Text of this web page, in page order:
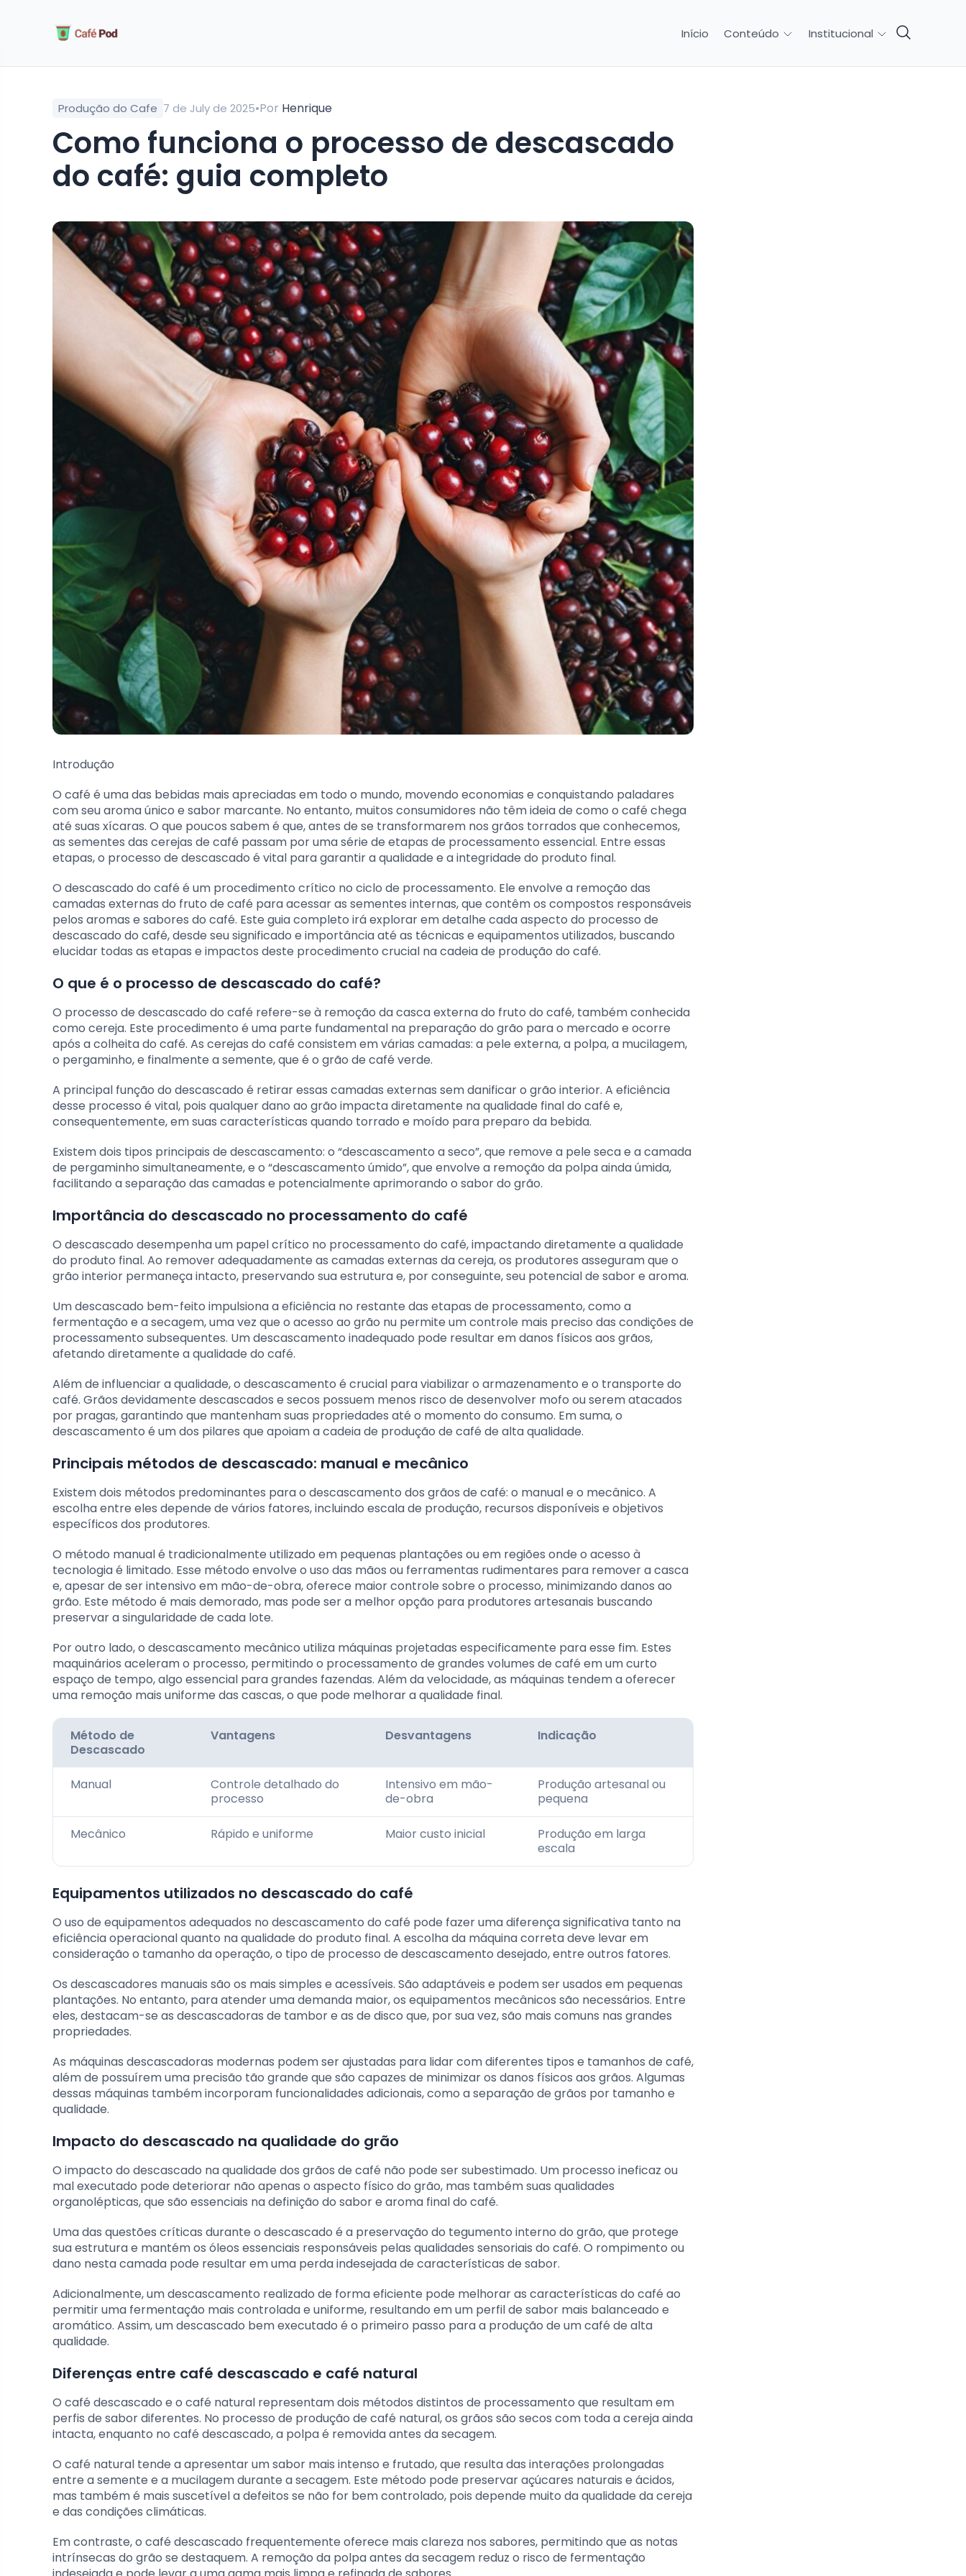
Início Conteúdo Institucional
Produção do Cafe 7 de July de 2025•Por Henrique
como funciona o processo de descascado
do café: guia completo
Introdução
O café é uma das bebidas mais apreciadas em todo o mundo, movendo economias e conquistando paladares
com seu aroma único e sabor marcante. No entanto, muitos consumidores não têm ideia de como o café chega
até suas xícaras. O que poucos sabem é que, antes de se transformarem nos grãos torrados que conhecemos,
as sementes das cerejas de café passam por uma série de etapas de processamento essencial. Entre essas
etapas, o processo de descascado é vital para garantir a qualidade e a integridade do produto final.
O descascado do café é um procedimento crítico no ciclo de processamento. Ele envolve a remoção das
camadas externas do fruto de café para acessar as sementes internas, que contêm os compostos responsáveis
pelos aromas e sabores do café. Este guia completo irá explorar em detalhe cada aspecto do processo de
descascado do café, desde seu significado e importância até as técnicas e equipamentos utilizados, buscando
elucidar todas as etapas e impactos deste procedimento crucial na cadeia de produção do café.
O que é o processo de descascado do café?
O processo de descascado do café refere-se à remoção da casca externa do fruto do café, também conhecida
como cereja. Este procedimento é uma parte fundamental na preparação do grão para o mercado e ocorre
após a colheita do café. As cerejas do café consistem em várias camadas: a pele externa, a polpa, a mucilagem,
o pergaminho, e finalmente a semente, que é o grão de café verde.
A principal função do descascado é retirar essas camadas externas sem danificar o grão interior. A eficiência
desse processo é vital, pois qualquer dano ao grão impacta diretamente na qualidade final do café e,
consequentemente, em suas características quando torrado e moído para preparo da bebida.
Existem dois tipos principais de descascamento: o “descascamento a seco”, que remove a pele seca e a camada
de pergaminho simultaneamente, e o “descascamento úmido”, que envolve a remoção da polpa ainda úmida,
facilitando a separação das camadas e potencialmente aprimorando o sabor do grão.
Importância do descascado no processamento do café
O descascado desempenha um papel crítico no processamento do café, impactando diretamente a qualidade
do produto final. Ao remover adequadamente as camadas externas da cereja, os produtores asseguram que o
grão interior permaneça intacto, preservando sua estrutura e, por conseguinte, seu potencial de sabor e aroma.
Um descascado bem-feito impulsiona a eficiência no restante das etapas de processamento, como a
fermentação e a secagem, uma vez que o acesso ao grão nu permite um controle mais preciso das condições de
processamento subsequentes. Um descascamento inadequado pode resultar em danos físicos aos grãos,
afetando diretamente a qualidade do café.
Além de influenciar a qualidade, o descascamento é crucial para viabilizar o armazenamento e o transporte do
café. Grãos devidamente descascados e secos possuem menos risco de desenvolver mofo ou serem atacados
por pragas, garantindo que mantenham suas propriedades até o momento do consumo. Em suma, o
descascamento é um dos pilares que apoiam a cadeia de produção de café de alta qualidade.
Principais métodos de descascado: manual e mecânico
Existem dois métodos predominantes para o descascamento dos grãos de café: o manual e o mecânico. A
escolha entre eles depende de vários fatores, incluindo escala de produção, recursos disponíveis e objetivos
específicos dos produtores.
O método manual é tradicionalmente utilizado em pequenas plantações ou em regiões onde o acesso à
tecnologia é limitado. Esse método envolve o uso das mãos ou ferramentas rudimentares para remover a casca
e, apesar de ser intensivo em mão-de-obra, oferece maior controle sobre o processo, minimizando danos ao
grão. Este método é mais demorado, mas pode ser a melhor opção para produtores artesanais buscando
preservar a singularidade de cada lote.
Por outro lado, o descascamento mecânico utiliza máquinas projetadas especificamente para esse fim. Estes
maquinários aceleram o processo, permitindo o processamento de grandes volumes de café em um curto
espaço de tempo, algo essencial para grandes fazendas. Além da velocidade, as máquinas tendem a oferecer
uma remoção mais uniforme das cascas, o que pode melhorar a qualidade final.
Método de
Descascado
Vantagens Desvantagens Indicação
Manual
Controle detalhado do
processo
Intensivo em mão-
de-obra
Produção artesanal ou
pequena
Mecânico Rápido e uniforme Maior custo inicial
Produção em larga
escala
Equipamentos utilizados no descascado do café
O uso de equipamentos adequados no descascamento do café pode fazer uma diferença significativa tanto na
eficiência operacional quanto na qualidade do produto final. A escolha da máquina correta deve levar em
consideração o tamanho da operação, o tipo de processo de descascamento desejado, entre outros fatores.
Os descascadores manuais são os mais simples e acessíveis. São adaptáveis e podem ser usados em pequenas
plantações. No entanto, para atender uma demanda maior, os equipamentos mecânicos são necessários. Entre
eles, destacam-se as descascadoras de tambor e as de disco que, por sua vez, são mais comuns nas grandes
propriedades.
As máquinas descascadoras modernas podem ser ajustadas para lidar com diferentes tipos e tamanhos de café,
além de possuírem uma precisão tão grande que são capazes de minimizar os danos físicos aos grãos. Algumas
dessas máquinas também incorporam funcionalidades adicionais, como a separação de grãos por tamanho e
qualidade.
Impacto do descascado na qualidade do grão
O impacto do descascado na qualidade dos grãos de café não pode ser subestimado. Um processo ineficaz ou
mal executado pode deteriorar não apenas o aspecto físico do grão, mas também suas qualidades
organolépticas, que são essenciais na definição do sabor e aroma final do café.
Uma das questões críticas durante o descascado é a preservação do tegumento interno do grão, que protege
sua estrutura e mantém os óleos essenciais responsáveis pelas qualidades sensoriais do café. O rompimento ou
dano nesta camada pode resultar em uma perda indesejada de características de sabor.
Adicionalmente, um descascamento realizado de forma eficiente pode melhorar as características do café ao
permitir uma fermentação mais controlada e uniforme, resultando em um perfil de sabor mais balanceado e
aromático. Assim, um descascado bem executado é o primeiro passo para a produção de um café de alta
qualidade.
Diferenças entre café descascado e café natural
O café descascado e o café natural representam dois métodos distintos de processamento que resultam em
perfis de sabor diferentes. No processo de produção de café natural, os grãos são secos com toda a cereja ainda
intacta, enquanto no café descascado, a polpa é removida antes da secagem.
O café natural tende a apresentar um sabor mais intenso e frutado, que resulta das interações prolongadas
entre a semente e a mucilagem durante a secagem. Este método pode preservar açúcares naturais e ácidos,
mas também é mais suscetível a defeitos se não for bem controlado, pois depende muito da qualidade da cereja
e das condições climáticas.
Em contraste, o café descascado frequentemente oferece mais clareza nos sabores, permitindo que as notas
intrínsecas do grão se destaquem. A remoção da polpa antes da secagem reduz o risco de fermentação